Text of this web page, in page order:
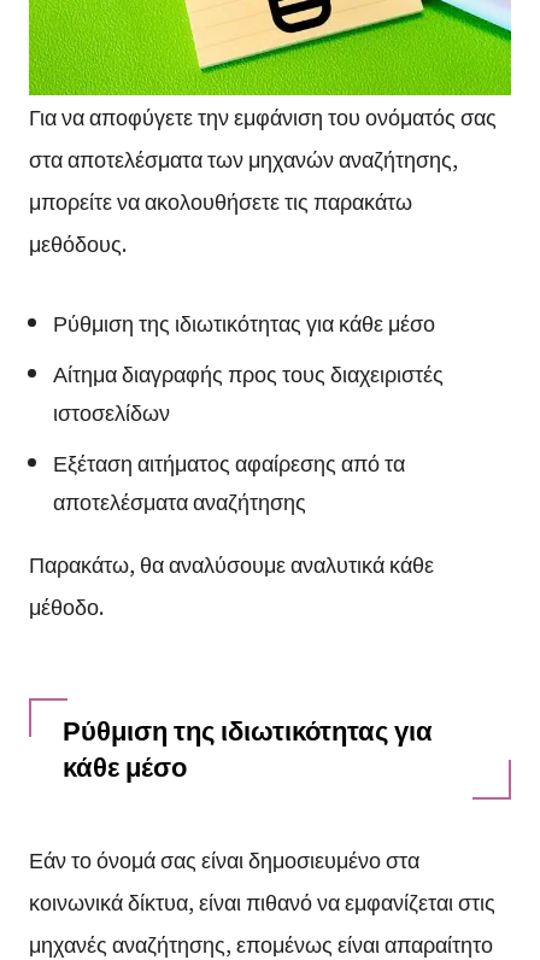
Για να αποφύγετε την εμφάνιση του ονόματός σας
στα αποτελέσματα των μηχανών αναζήτησης,
μπορείτε να ακολουθήσετε τις παρακάτω
μεθόδους.
Ρύθμιση της ιδιωτικότητας για κάθε μέσο
Αίτημα διαγραφής προς τους διαχειριστές
ιστοσελίδων
Εξέταση αιτήματος αφαίρεσης από τα
αποτελέσματα αναζήτησης
Παρακάτω, θα αναλύσουμε αναλυτικά κάθε
μέθοδο.
Ρύθμιση της ιδιωτικότητας για
κάθε μέσο
Εάν το όνομά σας είναι δημοσιευμένο στα
κοινωνικά δίκτυα, είναι πιθανό να εμφανίζεται στις
μηχανές αναζήτησης, επομένως είναι απαραίτητο